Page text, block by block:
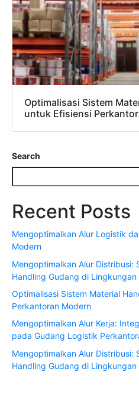
Optimalisasi Sistem
untuk Efisiensi
Search
Recent Posts
Mengoptimalkan Alur Logistik
Modern
Mengoptimalkan Alur Distribusi:
Handling Gudang di
Optimalisasi Sistem Material
Perkantoran Modern
Mengoptimalkan Alur Kerja:
pada Gudang Logistik
Mengoptimalkan Alur Distribusi:
Handling Gudang di